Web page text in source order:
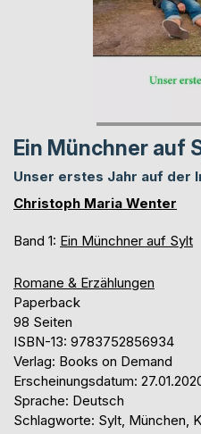
Ein Münchner auf
Unser erstes Jahr auf der
Christoph Maria Wenter
Band 1: Ein Münchner auf Sylt
Romane & Erzählungen
Paperback
98 Seiten
ISBN-13: 9783752856934
Verlag: Books on Demand
Erscheinungsdatum:
Sprache: Deutsch
Schlagworte: Sylt, München,